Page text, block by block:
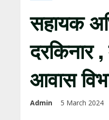
सहायक
दरकिनार
आवास
Admin 5 March 2024